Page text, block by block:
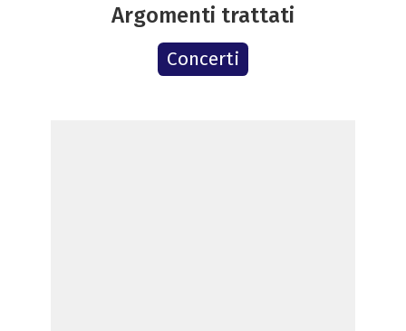
Argomenti trattati
Concerti